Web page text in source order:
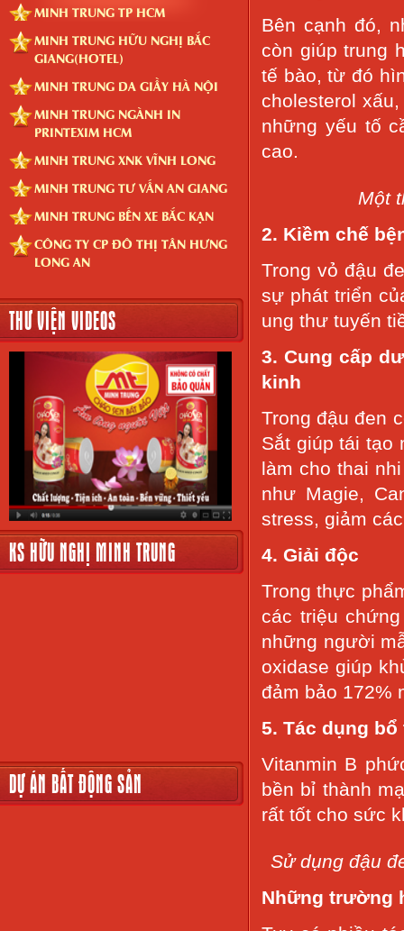
MINH TRUNG TP HCM
MINH TRUNG HỮU NGHỊ BẮC
GIANG(HOTEL)
MINH TRUNG DA GIẦY HÀ NỘI
MINH TRUNG NGÀNH IN
PRINTEXIM HCM
MINH TRUNG XNK VĨNH LONG
MINH TRUNG TƯ VẤN AN GIANG
MINH TRUNG BẾN XE BẮC KẠN
CÔNG TY CP ĐÔ THỊ TÂN HƯNG
LONG AN
THƯ VIỆN VIDEOS
KS HỮU NGHỊ MINH TRUNG
DỰ ÁN BẤT ĐỘNG SẢN
Bên cạnh đó,
còn giúp trung
tế bào, từ đó
cholesterol
những yếu tố
cao.
Một
2. Kiềm chế
Trong vỏ đậu
sự phát triển
ung thư tuyến
3. Cung cấp
kinh
Trong đậu đen
Sắt giúp tái tạo
làm cho thai
như Magie,
stress, giảm
4. Giải độc
Trong thực
các triệu
những người
oxidase giúp
đảm bảo 172%
5. Tác dụng bổ
Vitanmin B
bền bỉ thành
rất tốt cho sức
Sử dụng đậu
Những trường